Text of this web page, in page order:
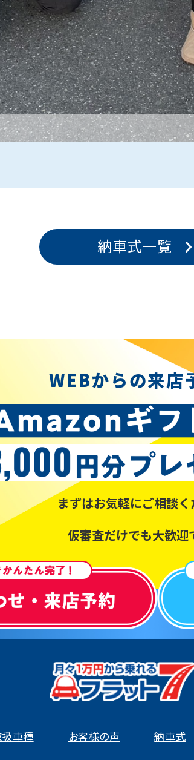
納車式一覧
WEBからの来店
まずはお気軽にご相談く
仮審査だけでも大歓迎
車種 お客様の声 納車式